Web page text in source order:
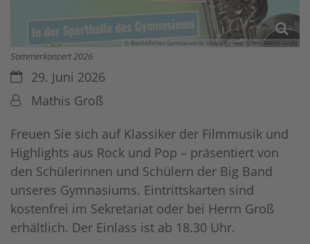
© Bischöfliches Gymnasium St. Ursula Geilenkirchen (Mathis Groß)
Sommerkonzert 2026
Datum:29. Juni 2026
Von:Mathis Groß
Freuen Sie sich auf Klassiker der Filmmusik und
Highlights aus Rock und Pop – präsentiert von
den Schülerinnen und Schülern der Big Band
unseres Gymnasiums. Eintrittskarten sind
kostenfrei im Sekretariat oder bei Herrn Groß
erhältlich. Der Einlass ist ab 18.30 Uhr.